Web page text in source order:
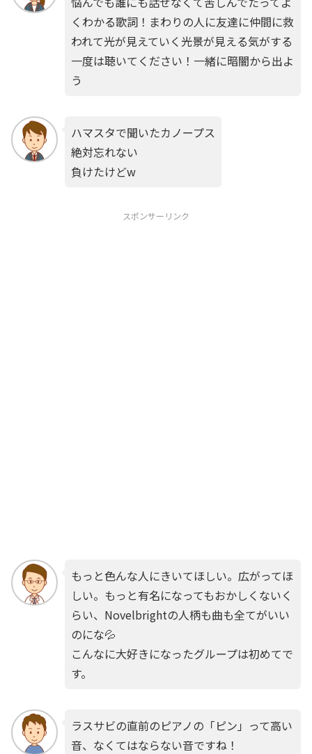
くわかる歌詞！まわりの人に友達に仲間に救
われて光が見えていく光景が見える気がする
一度は聴いてください！一緒に暗闇から出よ
う
ハマスタで聞いたカノープス
絶対忘れない
負けたけどw
スポンサーリンク
もっと色んな人にきいてほしい。広がってほ
しい。もっと有名になってもおかしくないく
らい、Novelbrightの人柄も曲も全てがいい
のにな💦
こんなに大好きになったグループは初めてで
す。
ラスサビの直前のピアノの「ピン」って高い
音、なくてはならない音ですね！